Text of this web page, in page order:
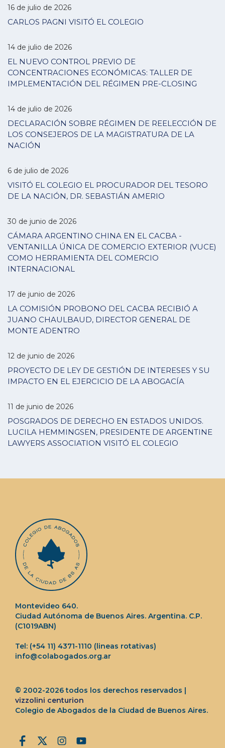
16 de julio de 2026
CARLOS PAGNI VISITÓ EL COLEGIO
14 de julio de 2026
EL NUEVO CONTROL PREVIO DE
CONCENTRACIONES ECONÓMICAS: TALLER DE
IMPLEMENTACIÓN DEL RÉGIMEN PRE-CLOSING
14 de julio de 2026
DECLARACIÓN SOBRE RÉGIMEN DE REELECCIÓN DE
LOS CONSEJEROS DE LA MAGISTRATURA DE LA
NACIÓN
6 de julio de 2026
VISITÓ EL COLEGIO EL PROCURADOR DEL TESORO
DE LA NACIÓN, DR. SEBASTIÁN AMERIO
30 de junio de 2026
CÁMARA ARGENTINO CHINA EN EL CACBA -
VENTANILLA ÚNICA DE COMERCIO EXTERIOR (VUCE)
COMO HERRAMIENTA DEL COMERCIO
INTERNACIONAL
17 de junio de 2026
LA COMISIÓN PROBONO DEL CACBA RECIBIÓ A
JUANO CHAULBAUD, DIRECTOR GENERAL DE
MONTE ADENTRO
12 de junio de 2026
PROYECTO DE LEY DE GESTIÓN DE INTERESES Y SU
IMPACTO EN EL EJERCICIO DE LA ABOGACÍA
11 de junio de 2026
POSGRADOS DE DERECHO EN ESTADOS UNIDOS.
LUCILA HEMMINGSEN, PRESIDENTE DE ARGENTINE
LAWYERS ASSOCIATION VISITÓ EL COLEGIO
Montevideo 640.
Ciudad Autónoma de Buenos Aires. Argentina. C.P.
(C1019ABN)
Tel: (+54 11) 4371-1110 (lineas rotativas)
info@colabogados.org.ar
© 2002-2026 todos los derechos reservados |
vizzolini centurion
Colegio de Abogados de la Ciudad de Buenos Aires.